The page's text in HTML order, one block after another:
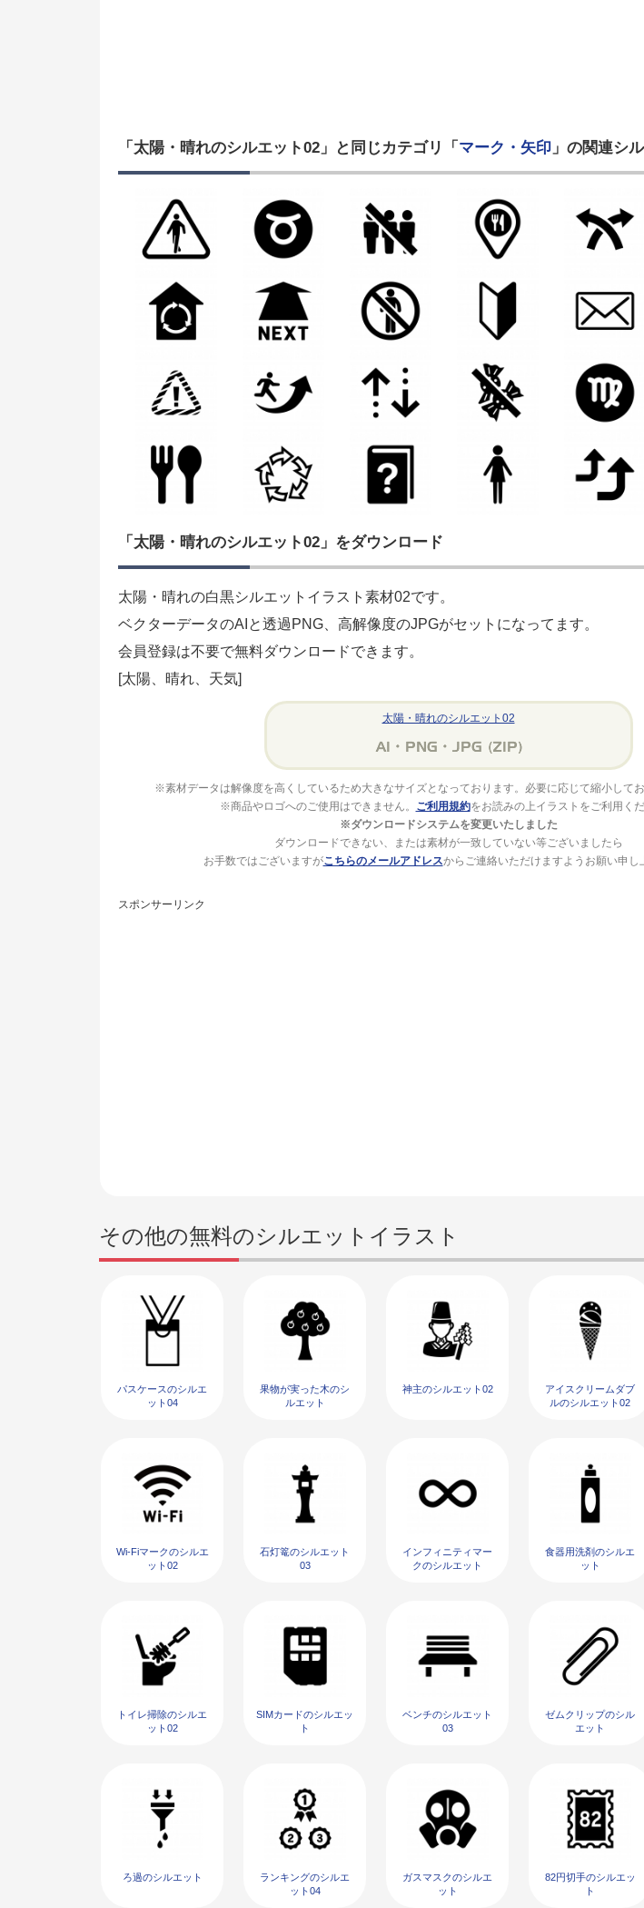
「太陽・晴れのシルエット02」と同じカテゴリ「 マーク・矢印」の関連シ
「太陽・晴れのシルエット02」をダウンロード
太陽・晴れの白黒シルエットイラスト素材02です。
ベクターデータのAIと透過PNG、高解像度のJPGがセットになってます。
会員登録は不要で無料ダウンロードできます。
[太陽、晴れ、天気]
太陽・晴れのシルエット02
※素材データは解像度を高くしているため大きなサイズとなっております。必要に応じて縮小してお
※商品やロゴへのご使用はできません。
ご利用規約をお読みの上イラストをご利用くだ
※ダウンロードシステムを変更いたしました
ダウンロードできない、または素材が一致していない等ございましたら
お手数ではございますがこちらのメールアドレスからご連絡いただけますようお願い申し
スポンサーリンク
その他の無料のシルエットイラスト
パスケースのシルエ
ット04
果物が実った木のシ
ルエット
神主のシルエット02
アイスクリームダブ
ルのシルエット02
Wi-Fiマークのシルエ
ット02
石灯篭のシルエット
03
インフィニティマー
クのシルエット
食器用洗剤のシルエ
ット
トイレ掃除のシルエ
ット02
SIMカードのシルエッ
ト
ベンチのシルエット
03
ゼムクリップのシル
エット
ろ過のシルエット
ランキングのシルエ
ット04
ガスマスクのシルエ
ット
82円切手のシルエッ
ト